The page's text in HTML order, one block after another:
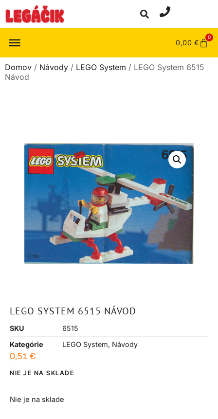
0,00 €
0
Domov / Návody / LEGO System / LEGO System 6515
Návod
LEGO SYSTEM 6515 NÁVOD
SKU
6515
Kategórie
LEGO System, Návody
0,51 €
NIE JE NA SKLADE
Nie je na sklade